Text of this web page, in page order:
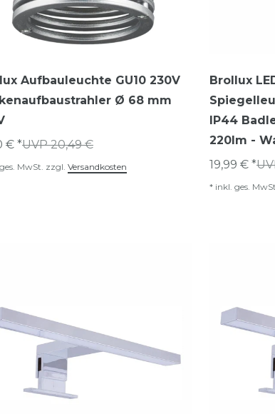
Aufbauleuchte GU10 230V
Ø 68 mm
UVP 20,49 €
€ *
MwSt. zzgl. Versandkosten
Brollux
IP44
220lm -
19,99 € *
* inkl. ges.